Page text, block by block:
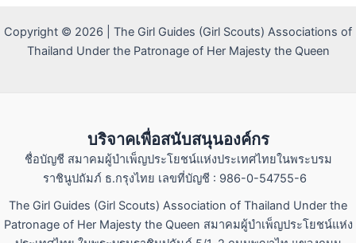
Copyright © 2026 | The Girl Guides (Girl Scouts) Associations of
Thailand Under the Patronage of Her Majesty the Queen
บริจาคเพื่อสนับสนุนองค์กร
ชื่อบัญชี สมาคมผู้บำเพ็ญประโยชน์แห่งประเทศไทยในพระบรม
ราชินูปถัมภ์ ธ.กรุงไทย เลขที่บัญชี : 986-0-54755-6
The Girl Guides (Girl Scouts) Association of Thailand Under the
Patronage of Her Majesty the Queen สมาคมผู้บำเพ็ญประโยชน์แห่ง